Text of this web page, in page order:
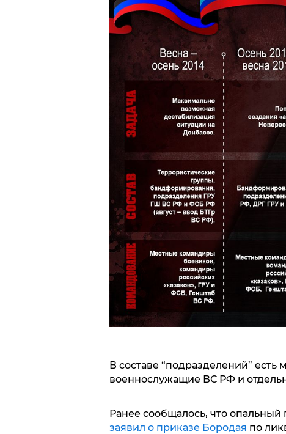
В составе “подразделений”
военнослужащие ВС РФ и
Ранее сообщалось, что опальный
заявил о приказе Бородая по